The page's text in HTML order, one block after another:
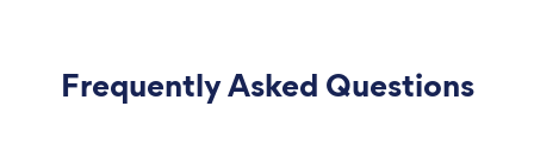
Frequently Asked Questions